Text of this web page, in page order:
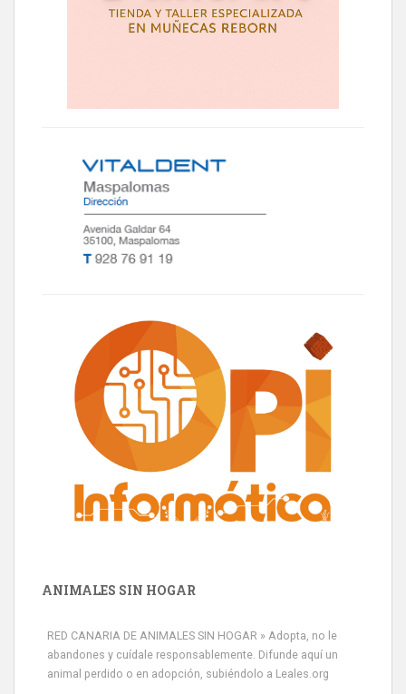
ANIMALES SIN HOGAR
RED CANARIA DE ANIMALES SIN HOGAR » Adopta, no le
abandones y cuídale responsablemente. Difunde aquí un
animal perdido o en adopción, subiéndolo a Leales.org